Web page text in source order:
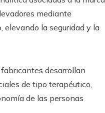
mediante
la seguridad y la
desarrollan
de tipo terapéutico,
de las personas